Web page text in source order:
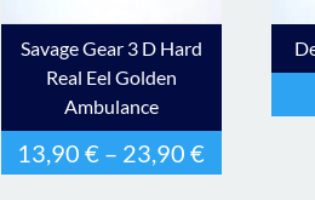
Savage Gear 3 D Hard
Real Eel Golden
Ambulance
13,90€ – 23,90€